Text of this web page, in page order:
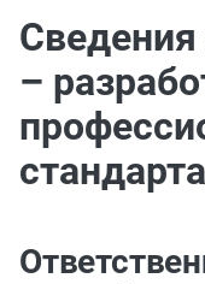
Сведения
–
стандарта